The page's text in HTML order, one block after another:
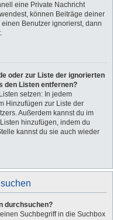
eine Private Nachricht
können Beiträge deiner
Benutzer ignorierst, dann
oder zur Liste der ignorierten
den Listen entfernen?
setzen: In jedem
Hinzufügen zur Liste der
Außerdem kannst du im
hinzufügen, indem du
kannst du sie auch wieder
durchsuchen?
Suchbegriff in die Suchbox